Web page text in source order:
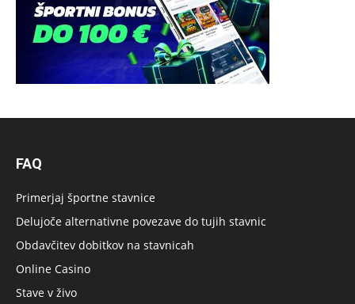
FAQ
Primerjaj športne stavnice
Delujoče alternativne povezave do tujih stavnic
Obdavčitev dobitkov na stavnicah
Online Casino
Stave v živo